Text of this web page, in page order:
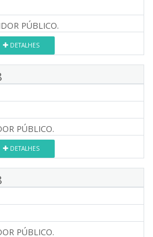
PÚBLICO.
DETALHES
PÚBLICO.
DETALHES
PÚBLICO.